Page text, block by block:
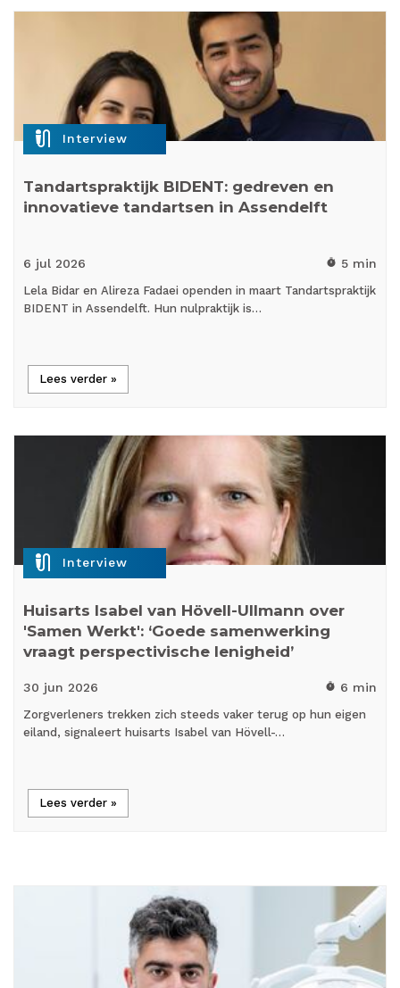
mic_external_on Interview
Tandartspraktijk BIDENT: gedreven en
innovatieve tandartsen in Assendelft
6 jul 2026 timer 5 min
Lela Bidar en Alireza Fadaei openden in maart Tandartspraktijk
BIDENT in Assendelft. Hun nulpraktijk is…
Lees verder »
mic_external_on Interview
Huisarts Isabel van Hövell-Ullmann over
'Samen Werkt': ‘Goede samenwerking
vraagt perspectivische lenigheid’
30 jun 2026 timer 6 min
Zorgverleners trekken zich steeds vaker terug op hun eigen
eiland, signaleert huisarts Isabel van Hövell-…
Lees verder »